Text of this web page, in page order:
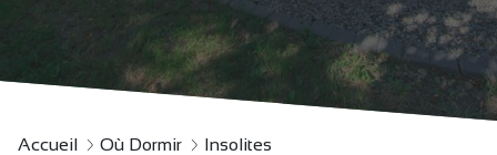
Accueil Où Dormir
Insolites